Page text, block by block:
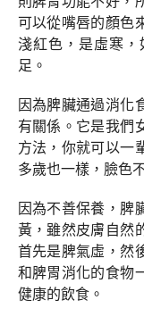
可以從嘴唇的顏色
淺紅色，是虛寒
足。
因為脾臟通過消化
有關係。它是我們
方法，你就可以一
多歲也一樣，臉色
因為不善保養，脾
黃，雖然皮膚自然
首先是脾氣虛，然
和脾胃消化的食物
健康的飲食。